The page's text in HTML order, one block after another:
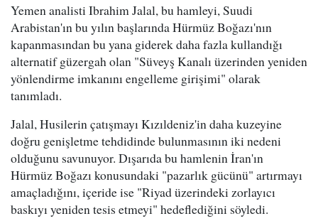
Yemen analisti Ibrahim Jalal, bu hamleyi, Suudi
Arabistan'ın bu yılın başlarında Hürmüz Boğazı'nın
kapanmasından bu yana giderek daha fazla kullandığı
alternatif güzergah olan "Süveyş Kanalı üzerinden yeniden
yönlendirme imkanını engelleme girişimi" olarak
tanımladı.
Jalal, Husilerin çatışmayı Kızıldeniz'in daha kuzeyine
doğru genişletme tehdidinde bulunmasının iki nedeni
olduğunu savunuyor. Dışarıda bu hamlenin İran'ın
Hürmüz Boğazı konusundaki "pazarlık gücünü" artırmayı
amaçladığını, içeride ise "Riyad üzerindeki zorlayıcı
baskıyı yeniden tesis etmeyi" hedeflediğini söyledi.